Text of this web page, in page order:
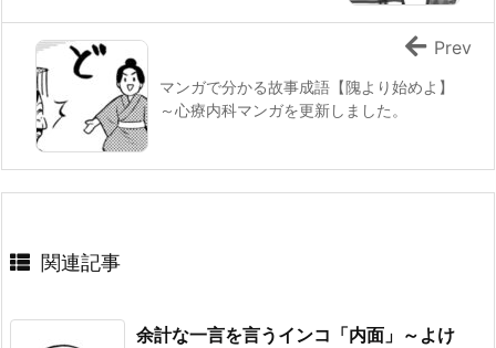
マンガで分かる故事成語【隗より始めよ】
～心療内科マンガを更新しました。
Prev
関連記事
余計な一言を言うインコ「内面」～よけ